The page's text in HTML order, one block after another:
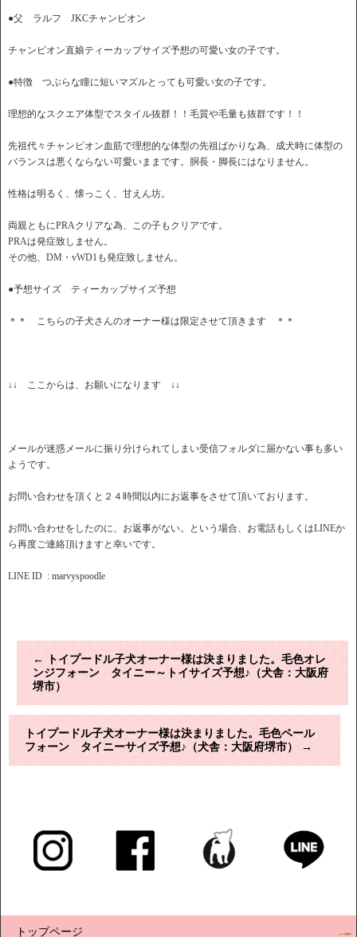
●父 ラルフ JKCチャンピオン
チャンピオン直娘ティーカップサイズ予想の可愛い女の子です。
●特徴 つぶらな瞳に短いマズルとっても可愛い女の子です。
理想的なスクエア体型でスタイル抜群！！毛質や毛量も抜群です！！
先祖代々チャンピオン血筋で理想的な体型の先祖ばかりな為、成犬時に体型の
バランスは悪くならない可愛いままです。胴長・脚長にはなりません。
性格は明るく、懐っこく、甘えん坊。
両親ともにPRAクリアな為、この子もクリアです。
PRAは発症致しません。
その他、DM・vWD1も発症致しません。
●予想サイズ ティーカップサイズ予想
＊＊ こちらの子犬さんのオーナー様は限定させて頂きます ＊＊
↓↓ ここからは、お願いになります ↓↓
メールが迷惑メールに振り分けられてしまい受信フォルダに届かない事も多い
ようです。
お問い合わせを頂くと２４時間以内にお返事をさせて頂いております。
お問い合わせをしたのに、お返事がない。という場合、お電話もしくはLINEか
ら再度ご連絡頂けますと幸いです。
LINE ID : marvyspoodle
←
トイプードル子犬オーナー様は決まりました。毛色オレ
ンジフォーン タイニー～トイサイズ予想♪（犬舎：大阪府
堺市）
トイプードル子犬オーナー様は決まりました。毛色ペール
フォーン タイニーサイズ予想♪（犬舎：大阪府堺市）
→
トップページ